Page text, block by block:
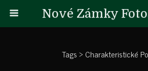
Nové Zámky
Tags › Charakteristické